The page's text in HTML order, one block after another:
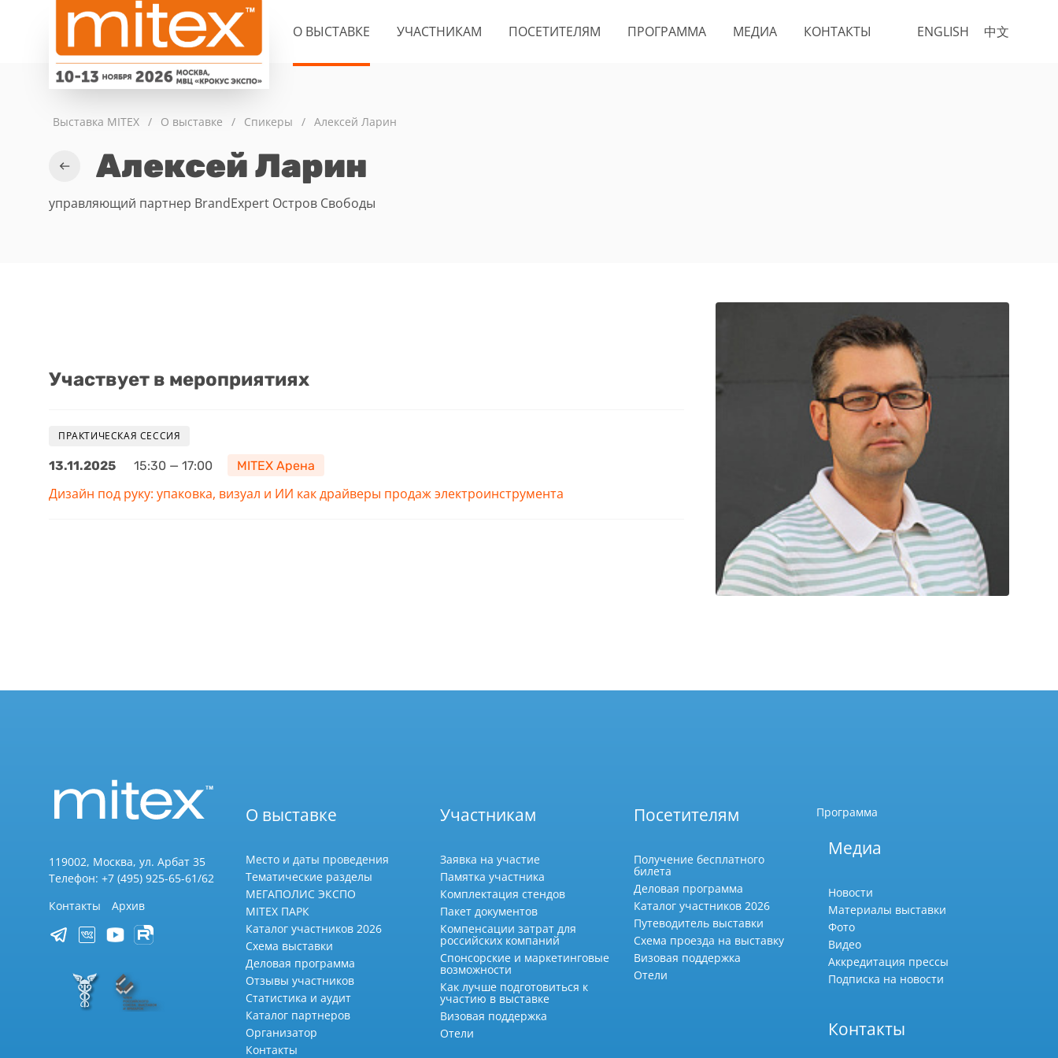
ENGLISH 中文
О ВЫСТАВКЕ УЧАСТНИКАМ ПОСЕТИТЕЛЯМ ПРОГРАММА МЕДИА КОНТАКТЫ
Выставка MITEX / О выставке / Спикеры / Алексей Ларин
Алексей Ларин
управляющий партнер BrandExpert Остров Свободы
Участвует в мероприятиях
ПРАКТИЧЕСКАЯ СЕССИЯ
MITEX Арена
13.11.2025 15:30 — 17:00
Дизайн под руку: упаковка, визуал и ИИ как драйверы продаж электроинструмента
119002, Москва, ул. Арбат 35
Телефон: +7 (495) 925-65-61/62
Контакты
Архив
О выставке
Место и даты проведения
Тематические разделы
МЕГАПОЛИС ЭКСПО
MITEX ПАРК
Каталог участников 2026
Схема выставки
Деловая программа
Отзывы участников
Статистика и аудит
Каталог партнеров
Организатор
Контакты
Участникам
Заявка на участие
Памятка участника
Комплектация стендов
Пакет документов
Компенсации затрат для
российских компаний
Спонсорские и маркетинговые
возможности
Как лучше подготовиться к
участию в выставке
Визовая поддержка
Отели
Посетителям
Получение бесплатного
билета
Деловая программа
Каталог участников 2026
Путеводитель выставки
Схема проезда на выставку
Визовая поддержка
Отели
Программа
Медиа
Новости
Материалы выставки
Фото
Видео
Аккредитация прессы
Подписка на новости
Контакты